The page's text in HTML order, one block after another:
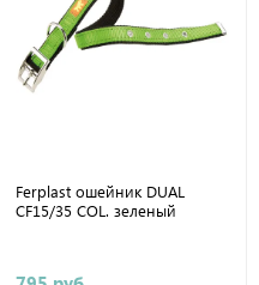
Ferplast ошейник DUAL
CF15/35 COL. зеленый